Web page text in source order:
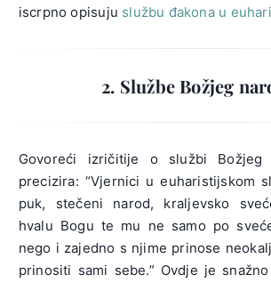
iscrpno opisuju službu đakona u
2. Službe Božjeg
Govoreći izričitije o službi Božjeg
precizira: “Vjernici u euharistijskom
puk, stečeni narod, kraljevsko
hvalu Bogu te mu ne samo po
nego i zajedno s njime prinose
prinositi sami sebe.” Ovdje je